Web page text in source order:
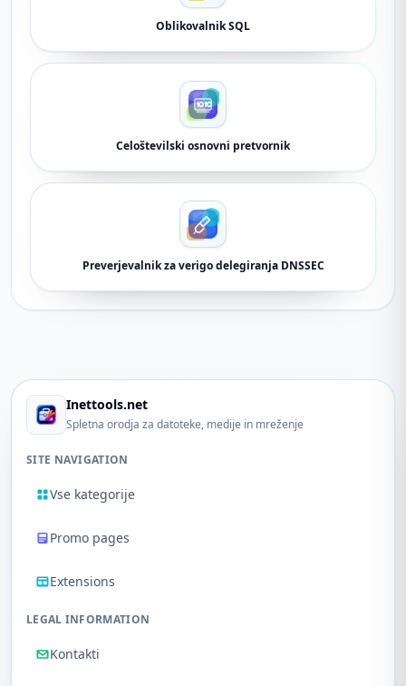
Oblikovalnik SQL
Celoštevilski osnovni pretvornik
Preverjevalnik za verigo delegiranja DNSSEC
Inettools.net
Spletna orodja za datoteke, medije in mreženje
SITE NAVIGATION
Vse kategorije
Promo pages
Extensions
LEGAL INFORMATION
Kontakti